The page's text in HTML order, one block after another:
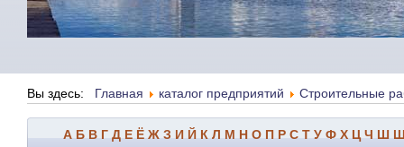
Вы здесь: Главная каталог предприятий Строительные
А Б В Г Д Е Ё Ж З И Й К Л М Н О П Р С Т У Ф Х Ц Ч Ш